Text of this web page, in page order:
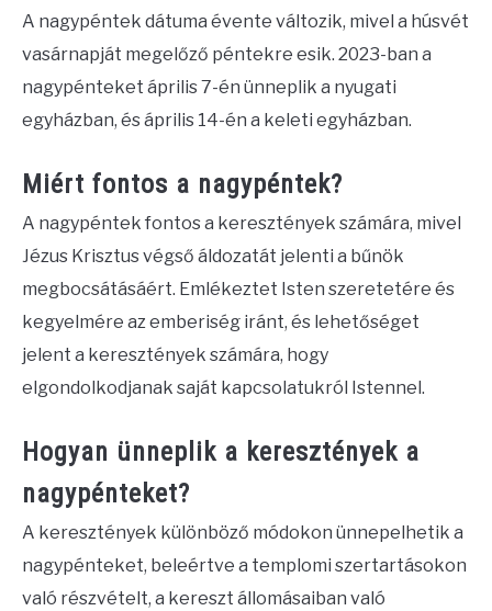
A nagypéntek dátuma évente változik, mivel a húsvét
vasárnapját megelőző péntekre esik. 2023-ban a
nagypénteket április 7-én ünneplik a nyugati
egyházban, és április 14-én a keleti egyházban.
Miért fontos a nagypéntek?
A nagypéntek fontos a keresztények számára, mivel
Jézus Krisztus végső áldozatát jelenti a bűnök
megbocsátásáért. Emlékeztet Isten szeretetére és
kegyelmére az emberiség iránt, és lehetőséget
jelent a keresztények számára, hogy
elgondolkodjanak saját kapcsolatukról Istennel.
Hogyan ünneplik a keresztények a
nagypénteket?
A keresztények különböző módokon ünnepelhetik a
nagypénteket, beleértve a templomi szertartásokon
való részvételt, a kereszt állomásaiban való